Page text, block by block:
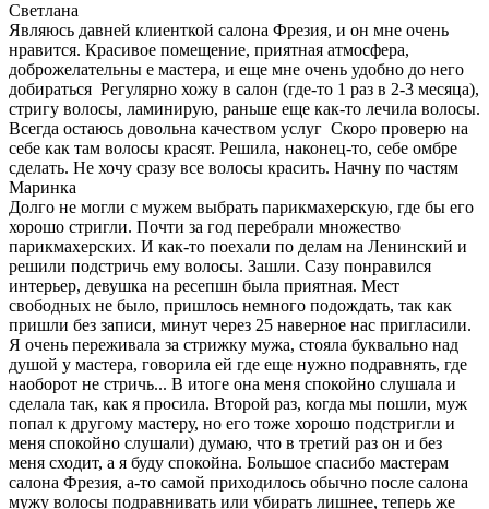
Светлана
Являюсь давней клиенткой салона Фрезия, и он мне очень
нравится. Красивое помещение, приятная атмосфера,
доброжелательны е мастера, и еще мне очень удобно до него
добираться Регулярно хожу в салон (где-то 1 раз в 2-3 месяца),
стригу волосы, ламинирую, раньше еще как-то лечила волосы.
Всегда остаюсь довольна качеством услуг Скоро проверю на
себе как там волосы красят. Решила, наконец-то, себе омбре
сделать. Не хочу сразу все волосы красить. Начну по частям
Маринка
Долго не могли с мужем выбрать парикмахерскую, где бы его
хорошо стригли. Почти за год перебрали множество
парикмахерских. И как-то поехали по делам на Ленинский и
решили подстричь ему волосы. Зашли. Сазу понравился
интерьер, девушка на ресепшн была приятная. Мест
свободных не было, пришлось немного подождать, так как
пришли без записи, минут через 25 наверное нас пригласили.
Я очень переживала за стрижку мужа, стояла буквально над
душой у мастера, говорила ей где еще нужно подравнять, где
наоборот не стричь... В итоге она меня спокойно слушала и
сделала так, как я просила. Второй раз, когда мы пошли, муж
попал к другому мастеру, но его тоже хорошо подстригли и
меня спокойно слушали) думаю, что в третий раз он и без
меня сходит, а я буду спокойна. Большое спасибо мастерам
салона Фрезия, а-то самой приходилось обычно после салона
мужу волосы подравнивать или убирать лишнее, теперь же